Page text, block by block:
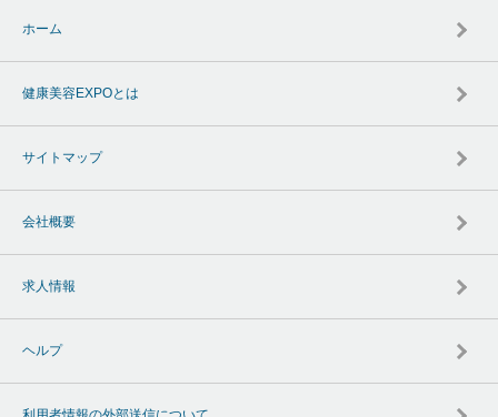
ホーム
健康美容EXPOとは
サイトマップ
会社概要
求人情報
ヘルプ